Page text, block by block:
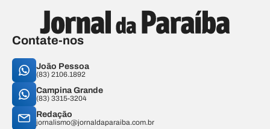
Contate-nos
João Pessoa
(83) 2106.1892
Campina Grande
(83) 3315-3204
Redação
jornalismo@jornaldaparaiba.com.br